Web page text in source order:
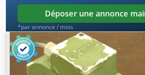
Déposer une annonce
*par annonce / mois